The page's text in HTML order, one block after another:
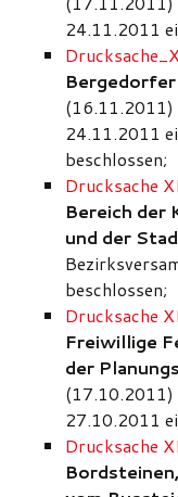
24.11.2011
(16.11.2011)
24.11.2011
beschlossen;
Drucksache
Bereich der
und der
beschlossen;
Drucksache
Freiwillige
der
(17.10.2011)
27.10.2011
Drucksache